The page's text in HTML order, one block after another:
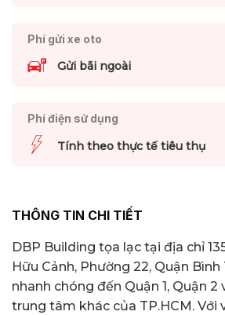
Phí gửi xe oto
Gửi bãi ngoài
Phí điện sử dụng
Tính theo thực tế tiêu thụ
THÔNG TIN CHI TIẾT
DBP Building tọa lạc tại địa chỉ
Hữu Cảnh, Phường 22, Quận
nhanh chóng đến Quận 1, Quận 2
trung tâm khác của TP.HCM. Với